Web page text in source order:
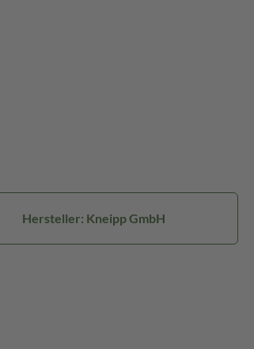
Hersteller: Kneipp GmbH